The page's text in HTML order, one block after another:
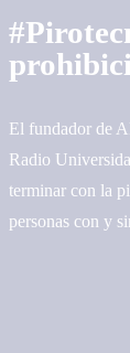
El fundador de
Radio
terminar con la
personas con y